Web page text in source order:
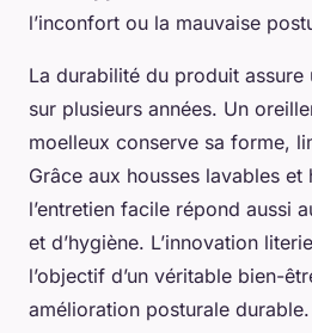
l’inconfort ou la mauvaise
La durabilité du produit
sur plusieurs années. Un
moelleux conserve sa forme,
Grâce aux housses lavables
l’entretien facile répond aussi
et d’hygiène. L’innovation
l’objectif d’un véritable bien-
amélioration posturale durable.